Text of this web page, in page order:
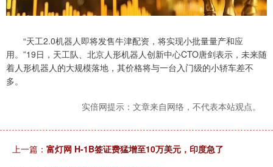
“天工2.0机器人即将发售牛津配资，将实现小批量量产和应
用。”19日，天工队、北京人形机器人创新中心CTO唐剑表示，未来随
着人形机器人的大规模落地，其价格将与一台入门级的小轿车差不
多。
实倍网提示：文章来自网络，不代表本站观点。
上一篇： 富灯网 H-1B签证费猛增至10万美元，印度急了